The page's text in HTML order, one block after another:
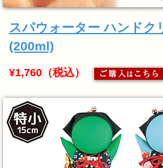
スパウォーター ハンドク
(200ml)
¥1,760（税込）